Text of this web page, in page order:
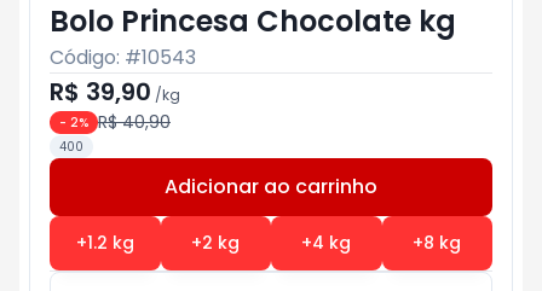
Bolo Princesa Chocolate kg
Código: #10543
R$ 39,90 /kg
- 2% R$ 40,90
400
Adicionar ao carrinho
+1.2 kg +2 kg +4 kg +8 kg